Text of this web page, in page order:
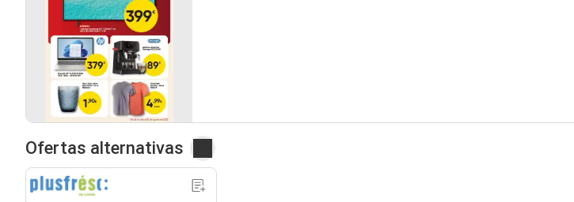
Ofertas alternativas